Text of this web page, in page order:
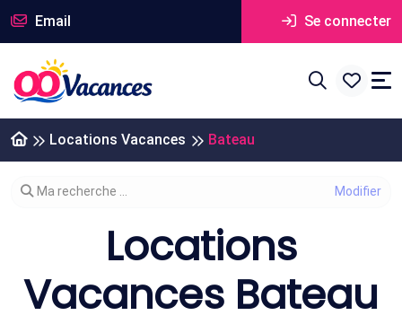
Email Se connecter
Locations Vacances Bateau
Modifier votre recherche
Ma recherche ...
Locations
Vacances Bateau